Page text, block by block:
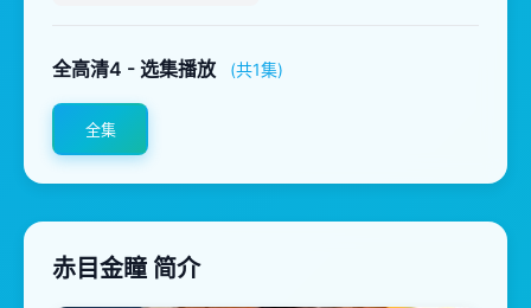
全高清4 - 选集播放 (共1集)
全集
赤目金瞳 简介